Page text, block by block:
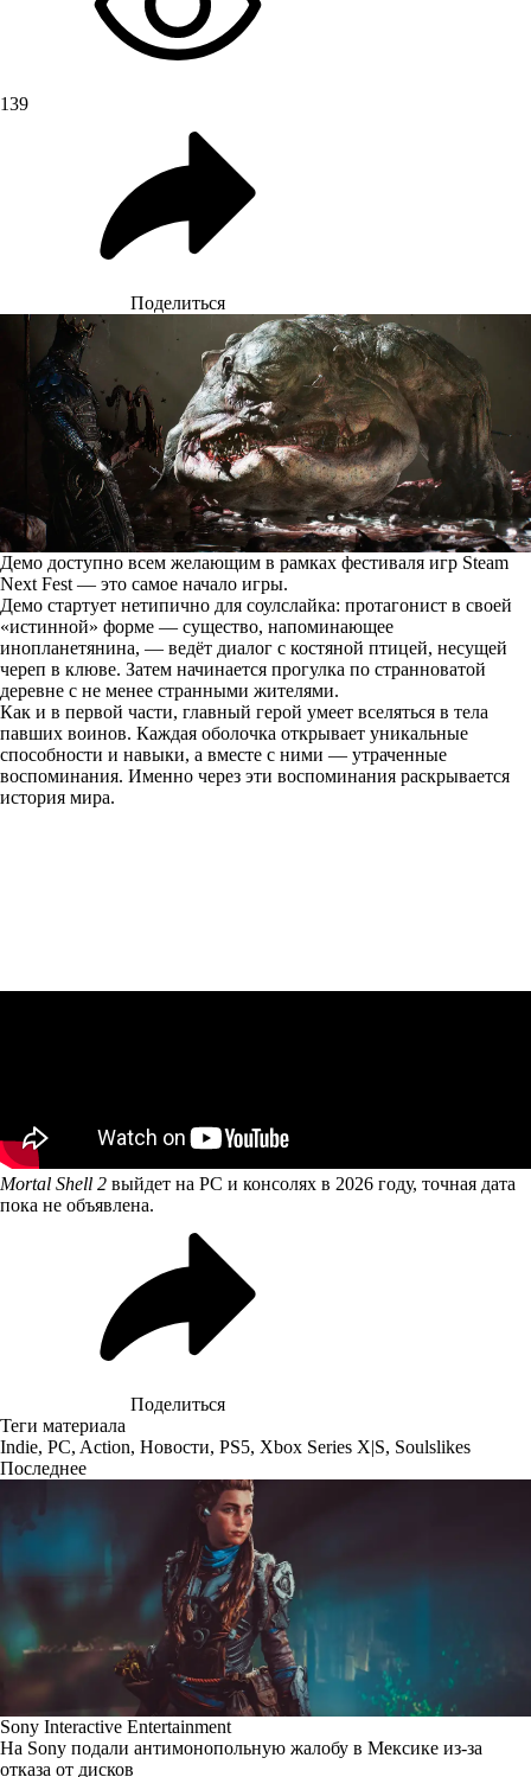
139
Поделиться
Демо доступно всем желающим в рамках фестиваля игр Steam
Next Fest — это самое начало игры.
Демо стартует нетипично для соулслайка: протагонист в своей
«истинной» форме — существо, напоминающее
инопланетянина, — ведёт диалог с костяной птицей, несущей
череп в клюве. Затем начинается прогулка по странноватой
деревне с не менее странными жителями.
Как и в первой части, главный герой умеет вселяться в тела
павших воинов. Каждая оболочка открывает уникальные
способности и навыки, а вместе с ними — утраченные
воспоминания. Именно через эти воспоминания раскрывается
история мира.
Mortal Shell 2 выйдет на PC и консолях в 2026 году, точная дата
пока не объявлена.
Поделиться
Теги материала
Indie, PC, Action, Новости, PS5, Xbox Series X|S, Soulslikes
Последнее
Sony Interactive Entertainment
На Sony подали антимонопольную жалобу в Мексике из-за
отказа от дисков